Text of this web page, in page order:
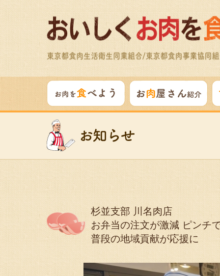
杉並支部 川名肉店
お弁当の注文が激減 ピンチ
普段の地域貢献が応援に